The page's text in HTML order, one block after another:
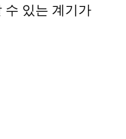
수 있는 계기가